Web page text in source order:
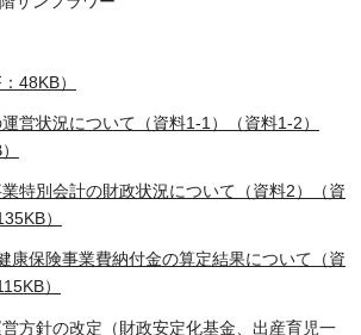
48KB）
営状況について（資料1-1）（資料1-2）
特別会計の財政状況について（資料2）（資
）
康保険事業費納付金の算定結果について（資
）
方針の改定（財政安定化基金、出産育児一